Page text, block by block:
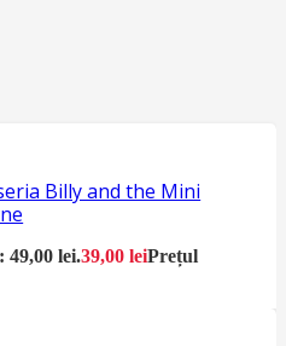
Billy and the Mini
49,00 lei.39,00leiPrețul